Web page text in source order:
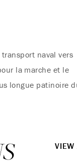
naval vers
la marche et le
longue patinoire
VIEW